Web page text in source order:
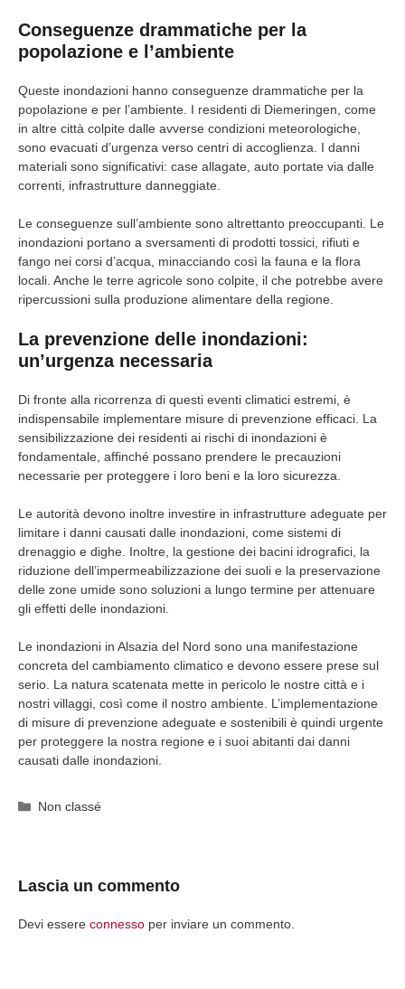
Conseguenze drammatiche per la
popolazione e l’ambiente
Queste inondazioni hanno conseguenze drammatiche per la
popolazione e per l’ambiente. I residenti di Diemeringen, come
in altre città colpite dalle avverse condizioni meteorologiche,
sono evacuati d’urgenza verso centri di accoglienza. I danni
materiali sono significativi: case allagate, auto portate via dalle
correnti, infrastrutture danneggiate.
Le conseguenze sull’ambiente sono altrettanto preoccupanti. Le
inondazioni portano a sversamenti di prodotti tossici, rifiuti e
fango nei corsi d’acqua, minacciando così la fauna e la flora
locali. Anche le terre agricole sono colpite, il che potrebbe avere
ripercussioni sulla produzione alimentare della regione.
La prevenzione delle inondazioni:
un’urgenza necessaria
Di fronte alla ricorrenza di questi eventi climatici estremi, è
indispensabile implementare misure di prevenzione efficaci. La
sensibilizzazione dei residenti ai rischi di inondazioni è
fondamentale, affinché possano prendere le precauzioni
necessarie per proteggere i loro beni e la loro sicurezza.
Le autorità devono inoltre investire in infrastrutture adeguate per
limitare i danni causati dalle inondazioni, come sistemi di
drenaggio e dighe. Inoltre, la gestione dei bacini idrografici, la
riduzione dell’impermeabilizzazione dei suoli e la preservazione
delle zone umide sono soluzioni a lungo termine per attenuare
gli effetti delle inondazioni.
Le inondazioni in Alsazia del Nord sono una manifestazione
concreta del cambiamento climatico e devono essere prese sul
serio. La natura scatenata mette in pericolo le nostre città e i
nostri villaggi, così come il nostro ambiente. L’implementazione
di misure di prevenzione adeguate e sostenibili è quindi urgente
per proteggere la nostra regione e i suoi abitanti dai danni
causati dalle inondazioni.
Categorie
Non classé
Lascia un commento
Devi essere connesso per inviare un commento.